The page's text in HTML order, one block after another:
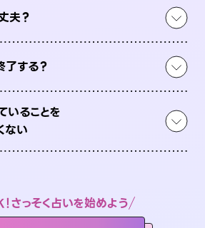
夫？
了する？
いることを
ない
さっそく占いを始めよう